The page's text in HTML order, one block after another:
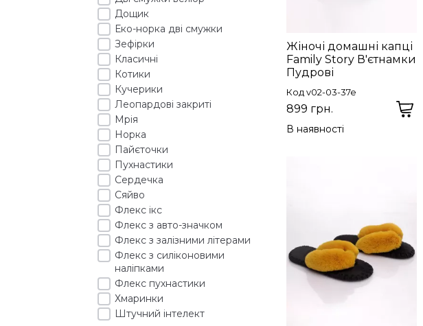
Дощик
Еко-норка дві смужки
Зефірки
Класичні
Котики
Кучерики
Леопардові закриті
Мрія
Норка
Пайєточки
Пухнастики
Сердечка
Сяйво
Флекс ікс
Флекс з авто-значком
Флекс з залізними літерами
Флекс з силіконовими
наліпками
Флекс пухнастики
Хмаринки
Штучний інтелект
Жіночі домашні капці
Family Story В'єтнамки
Пудрові
Код v02-03-37e
899 грн.
В наявності